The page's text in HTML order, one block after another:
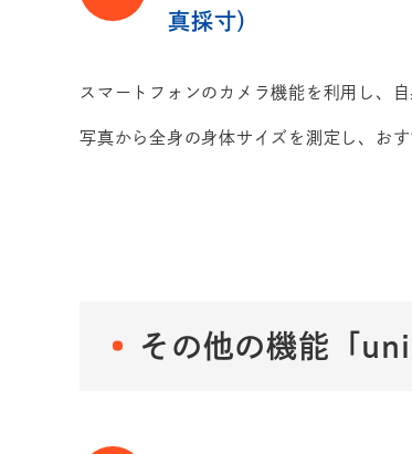
真採寸）
スマートフォンのカメラ機能を利用し、
写真から全身の身体サイズを測定し、お
その他の機能「